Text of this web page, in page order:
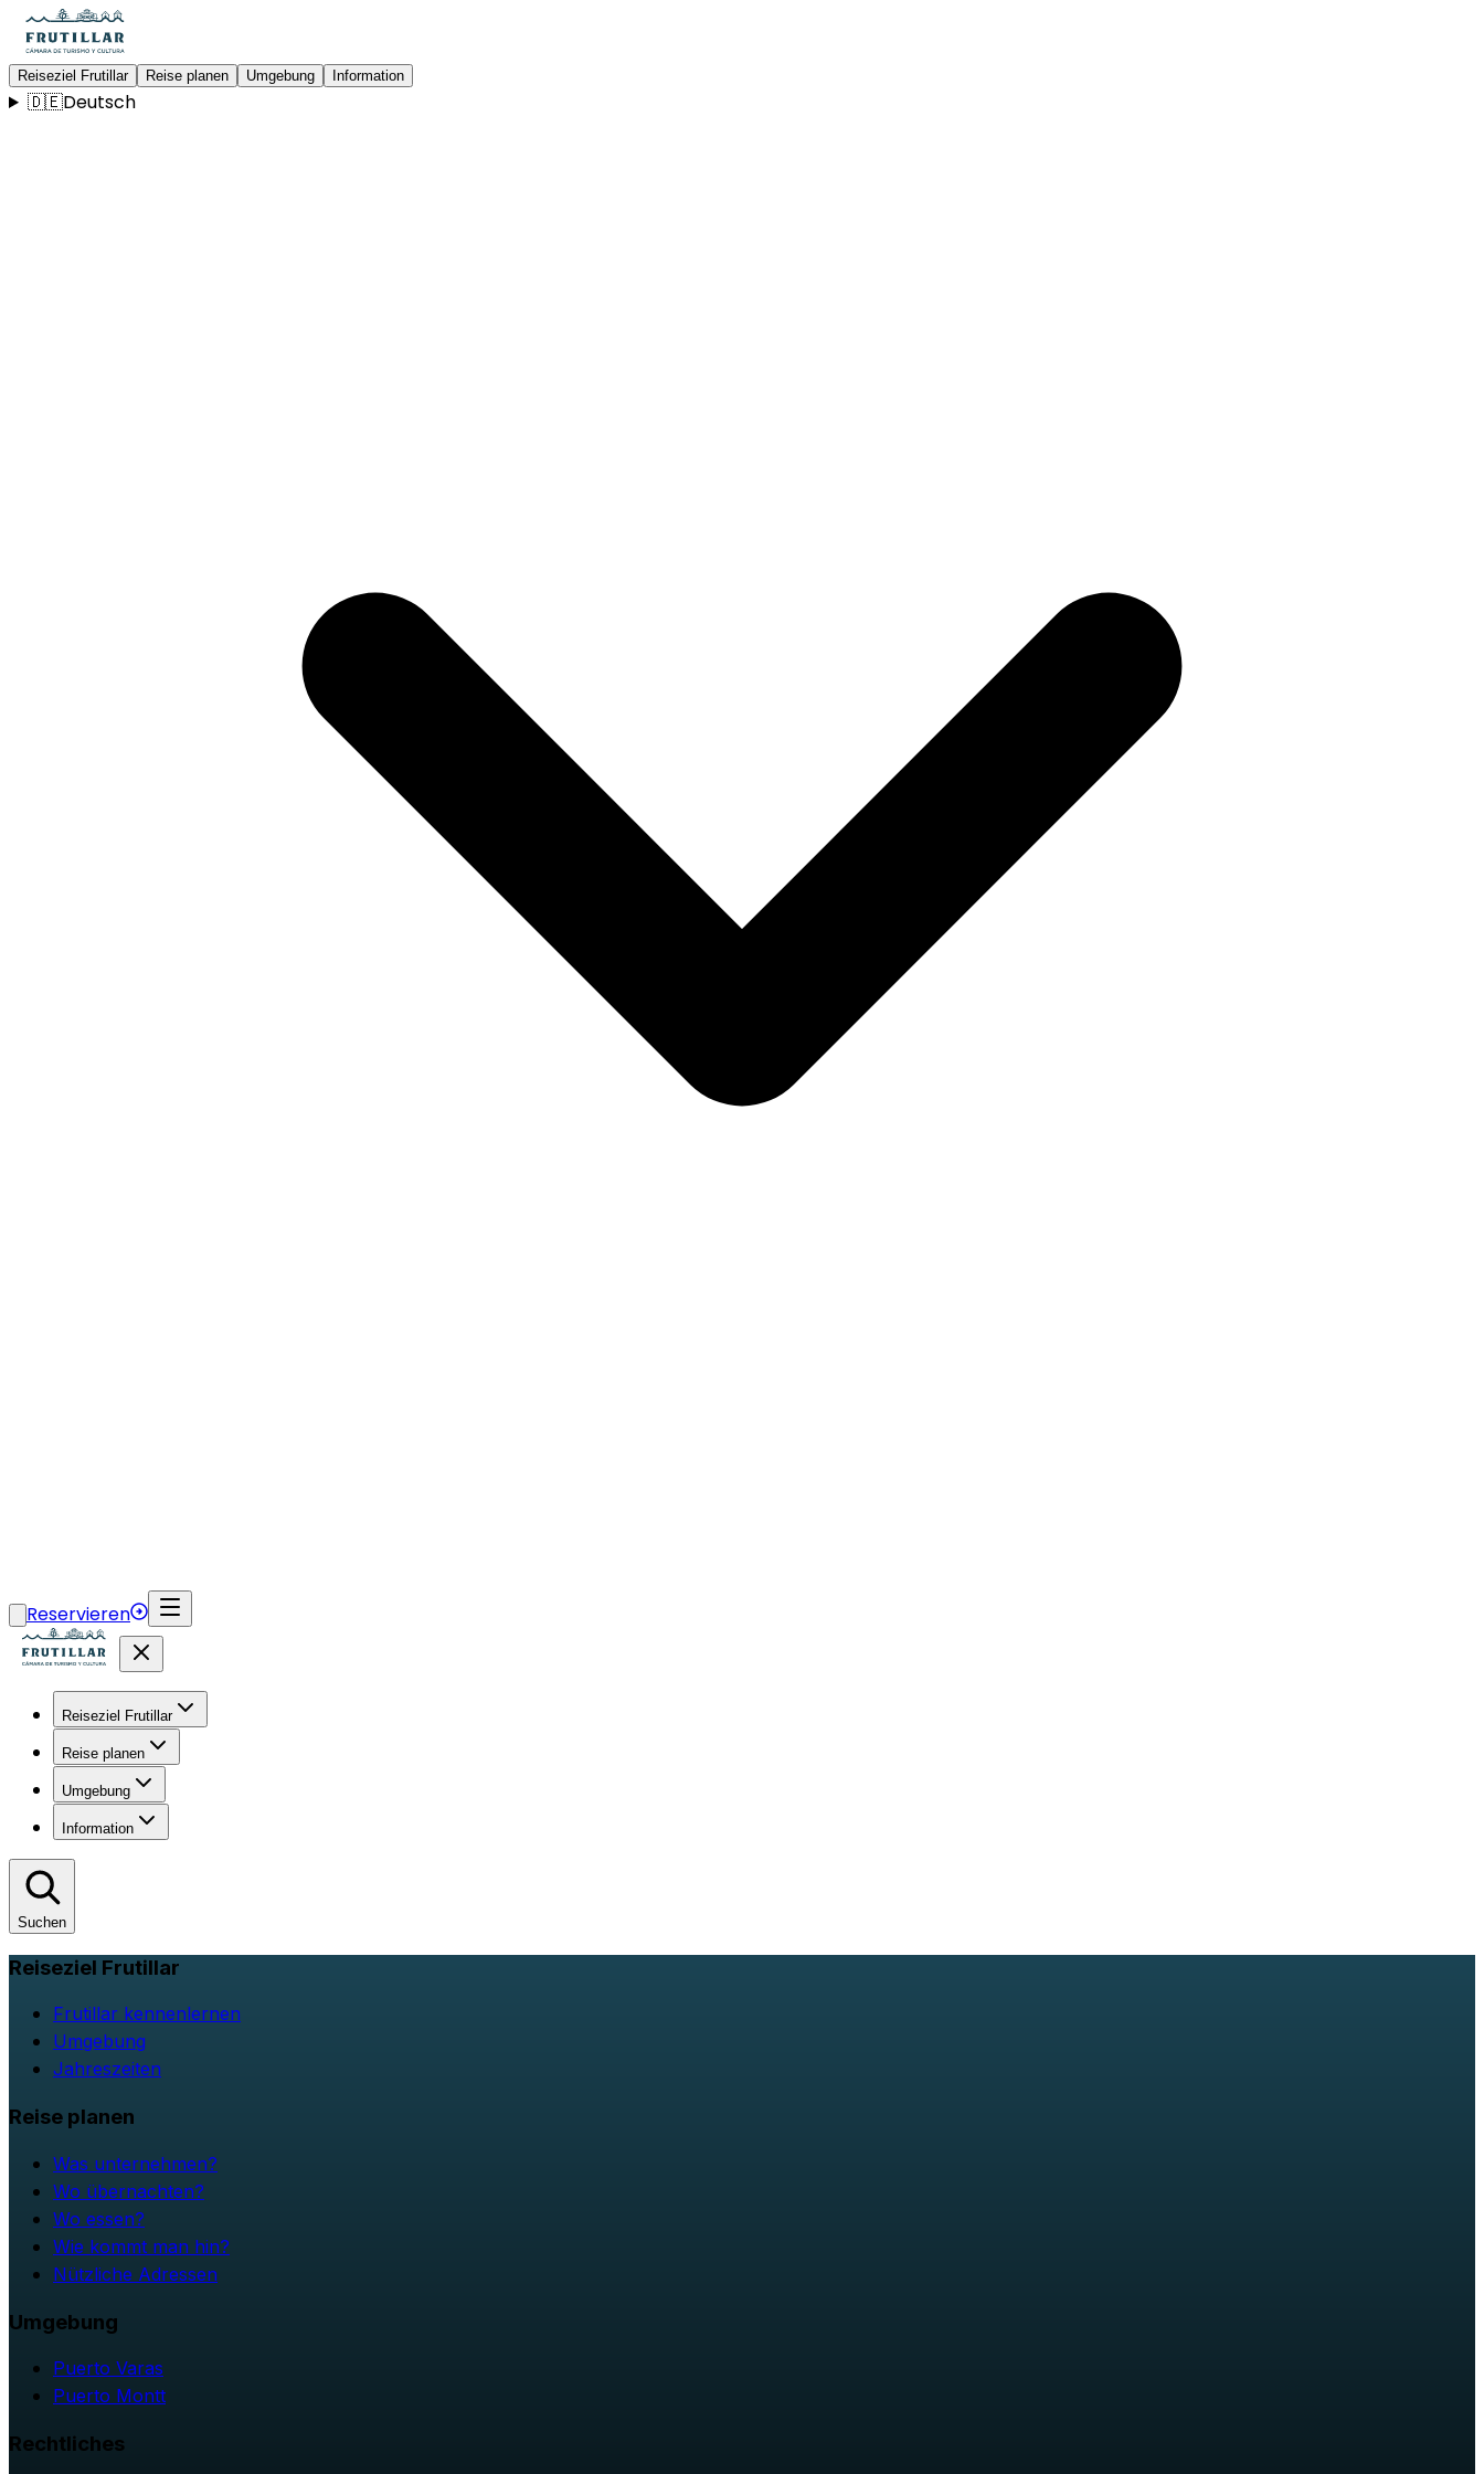
Reiseziel Frutillar Reise planen Umgebung Information
🇩🇪Deutsch
Reservieren
Reiseziel Frutillar
Reise planen
Umgebung
Information
Suchen
Reiseziel Frutillar
Frutillar kennenlernen
Umgebung
Jahreszeiten
Reise planen
Was unternehmen?
Wo übernachten?
Wo essen?
Wie kommt man hin?
Nützliche Adressen
Umgebung
Puerto Varas
Puerto Montt
Rechtliches